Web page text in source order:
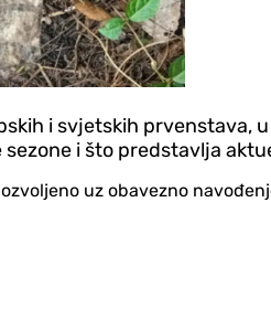
i svjetskih prvenstava,
i što predstavlja
uz obavezno